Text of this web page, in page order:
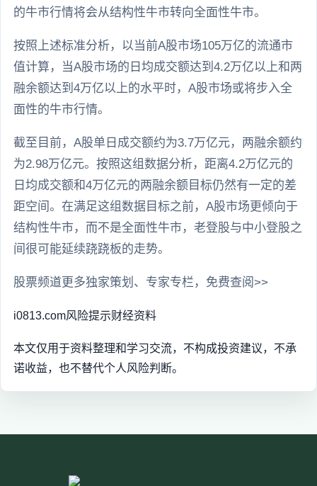
的牛市行情将会从结构性牛市转向全面性牛市。
按照上述标准分析，以当前A股市场105万亿的流通市
值计算，当A股市场的日均成交额达到4.2万亿以上和两
融余额达到4万亿以上的水平时，A股市场或将步入全
面性的牛市行情。
截至目前，A股单日成交额约为3.7万亿元，两融余额约
为2.98万亿元。按照这组数据分析，距离4.2万亿元的
日均成交额和4万亿元的两融余额目标仍然有一定的差
距空间。在满足这组数据目标之前，A股市场更倾向于
结构性牛市，而不是全面性牛市，老登股与中小登股之
间很可能延续跷跷板的走势。
股票频道更多独家策划、专家专栏，免费查阅>>
i0813.com风险提示财经资料
本文仅用于资料整理和学习交流，不构成投资建议，不承
诺收益，也不替代个人风险判断。